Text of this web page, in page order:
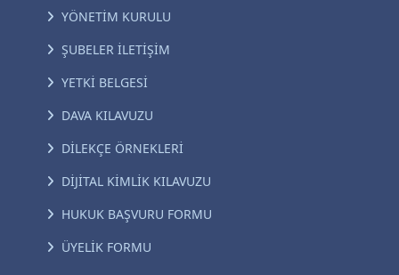
YÖNETİM KURULU
ŞUBELER İLETİŞİM
YETKİ BELGESİ
DAVA KILAVUZU
DİLEKÇE ÖRNEKLERİ
DİJİTAL KİMLİK KILAVUZU
HUKUK BAŞVURU FORMU
ÜYELİK FORMU